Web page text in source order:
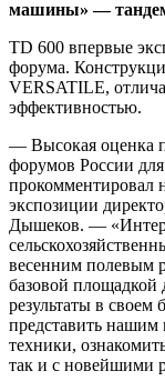
машины» —
TD 600 впервые
форума.
VERSATILE,
эффективностью.
— Высокая оценка
форумов России
прокомментировал
экспозиции
Дышеков. —
весенним полевым
базовой площадкой
результаты в своем
представить
техники,
так и с новейшими